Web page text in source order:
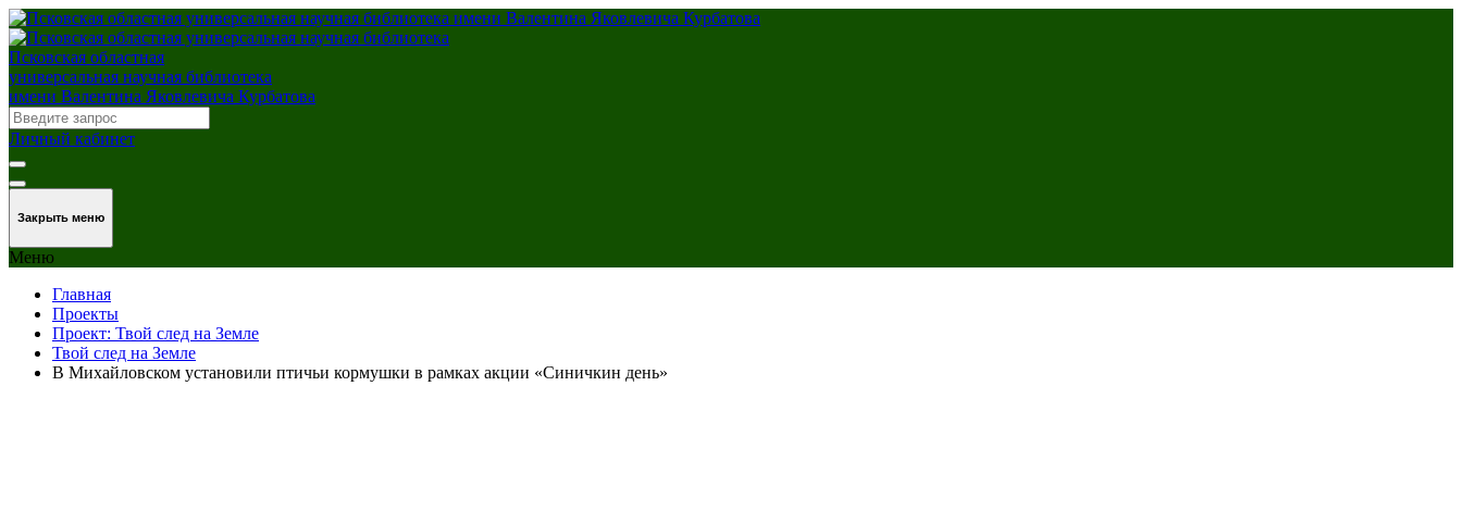
Псковская областная
универсальная научная библиотека
имени Валентина Яковлевича Курбатова
Личный кабинет
Закрыть меню
Меню
Главная
Проекты
Проект: Твой след на Земле
Твой след на Земле
В Михайловском установили птичьи кормушки в рамках акции «Синичкин день»